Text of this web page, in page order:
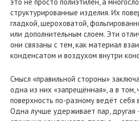
структурированные изделия. Их
гладкой, шероховатой,
или дополнительным слоем. Эти
они связаны с тем, как материал
конденсатом и воздухом внутри
Смысл «правильной стороны»
одна из них «запрещённая», а в том,
поверхность по-разному ведёт себя
Одна лучше удерживает пар, другая